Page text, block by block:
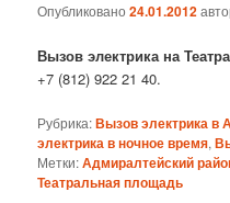
Опубликовано24.01.2012
Вызов электрика на
+7 (812) 922 21 40.
Рубрика:Вызов электрика в
электрика в ночное время,
Метки:Адмиралтейский
Театральная площадь